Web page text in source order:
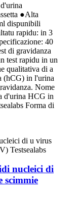
●Alta
dispunibili
rapidu: in 3
40
di gravidanza
test rapidu in un
qualitativa di a
(hCG) in l'urina
Nome
d'urina HCG in
Forma di
nucleici di
scimmie